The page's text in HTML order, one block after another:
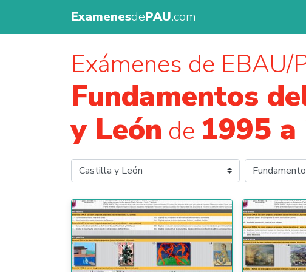
ExamenesdePAU.com
Exámenes de EBAU/
Fundamentos
y León de 1995